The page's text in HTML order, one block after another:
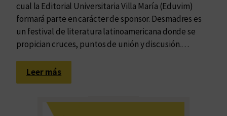
cual la Editorial Universitaria Villa María (Eduvim)
formará parte en carácter de sponsor. Desmadres es
un festival de literatura latinoamericana donde se
propician cruces, puntos de unión y discusión.…
Leer más:
E